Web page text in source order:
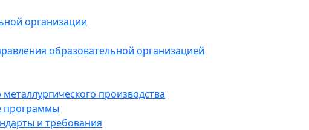
организации
образовательной организацией
производства
программы
и требования